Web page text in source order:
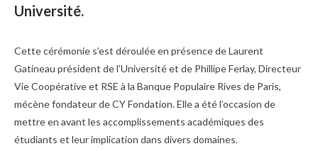
Université.
Cette cérémonie s’est déroulée en présence de Laurent
Gatineau président de l’Université et de Phillipe Ferlay, Directeur
Vie Coopérative et RSE à la Banque Populaire Rives de Paris,
mécène fondateur de CY Fondation. Elle a été l’occasion de
mettre en avant les accomplissements académiques des
étudiants et leur implication dans divers domaines.